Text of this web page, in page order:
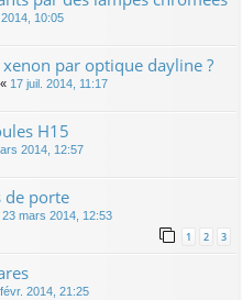
10:05
par optique dayline ?
« 17 juil. 2014, 11:17
H15
2014, 12:57
de porte
23 mars 2014, 12:53
1 2 3
2014, 21:25